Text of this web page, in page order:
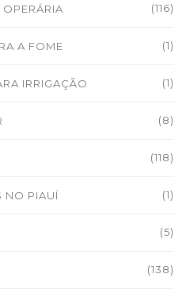
(116)
A FOME (1)
IRRIGAÇÃO (1)
(8)
(118)
NO PIAUÍ (1)
(5)
(138)